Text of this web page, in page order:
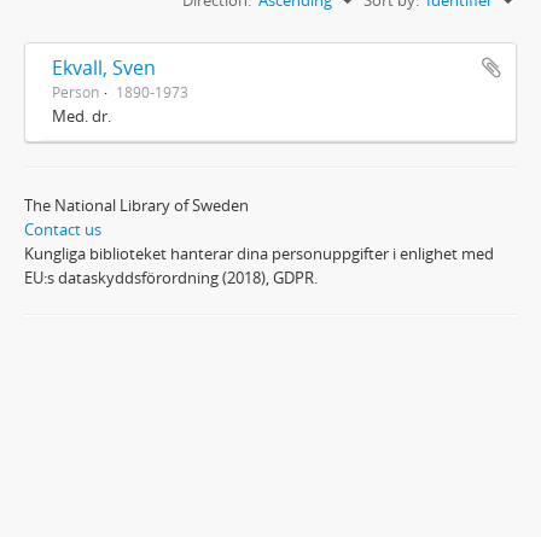
Ekvall, Sven
Person 1890-1973
Med. dr.
The National Library of Sweden
Contact us
Kungliga biblioteket hanterar dina personuppgifter i enlighet med
EU:s dataskyddsförordning (2018), GDPR.